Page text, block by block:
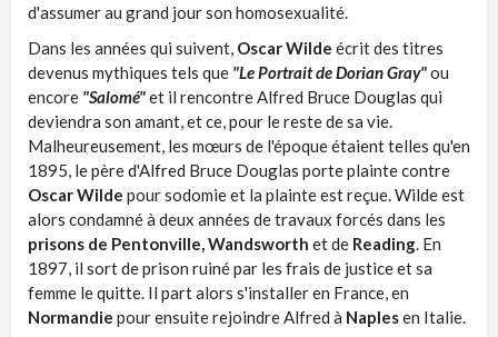
d'assumer au grand jour son homosexualité.
Dans les années qui suivent, Oscar Wilde écrit des titres
devenus mythiques tels que "Le Portrait de Dorian Gray"ou
encore "Salomé"et il rencontre Alfred Bruce Douglas qui
deviendra son amant, et ce, pour le reste de sa vie.
Malheureusement, les mœurs de l'époque étaient telles qu'en
1895, le père d'Alfred Bruce Douglas porte plainte contre
Oscar Wilde pour sodomie et la plainte est reçue. Wilde est
alors condamné à deux années de travaux forcés dans les
prisons de Pentonville, Wandsworth et de Reading . En
1897, il sort de prison ruiné par les frais de justice et sa
femme le quitte. Il part alors s'installer en France, en
Normandie pour ensuite rejoindre Alfred à Naplesen Italie.